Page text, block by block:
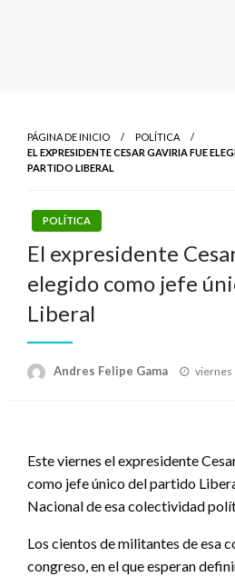
PÁGINA DE INICIO
POLÍTICA
EL EXPRESIDENTE CESAR GAVIRIA FUE
PARTIDO LIBERAL
POLÍTICA
El expresidente
elegido como jefe
Liberal
Andres Felipe Gama viernes
Este viernes el expresidente
como jefe único del partido
Nacional de esa colectividad
Los cientos de militantes de esa
congreso, en el que esperan